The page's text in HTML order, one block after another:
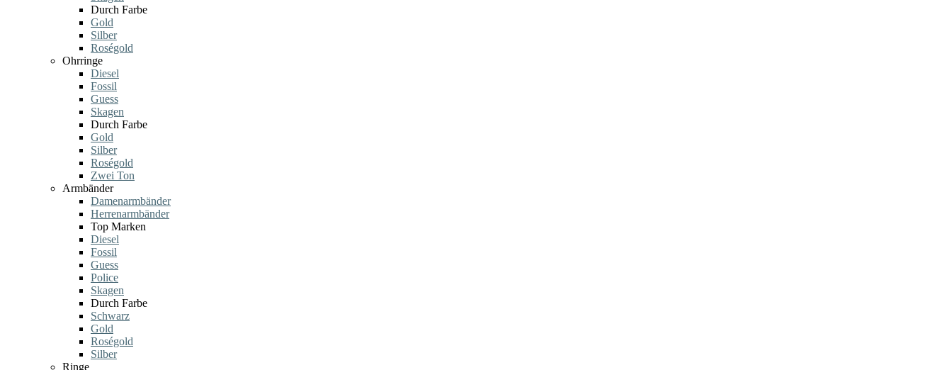
Durch Farbe
Gold
Silber
Roségold
Ohrringe
Diesel
Fossil
Guess
Skagen
Durch Farbe
Gold
Silber
Roségold
Zwei Ton
Armbänder
Damenarmbänder
Herrenarmbänder
Top Marken
Diesel
Fossil
Guess
Police
Skagen
Durch Farbe
Schwarz
Gold
Roségold
Silber
Ringe